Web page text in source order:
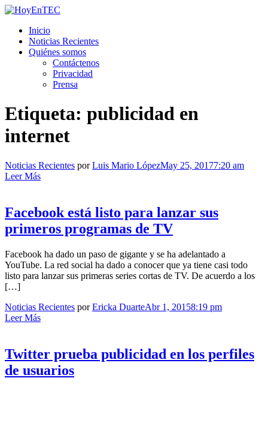
Saltar
contenido.
Inicio
Noticias Recientes
Quiénes somos
Contáctenos
Privacidad
Prensa
Etiqueta: publicidad en
internet
Noticias Recientes porLuis Mario LópezMay 25, 20177:20 am
Leer Más
Facebook está listo para lanzar sus
primeros programas de TV
Facebook ha dado un paso de gigante y se ha adelantado a
YouTube. La red social ha dado a conocer que ya tiene casi todo
listo para lanzar sus primeras series cortas de TV. De acuerdo a los
[…]
Noticias Recientes porEricka DuarteAbr 1, 20158:19 pm
Leer Más
Twitter prueba publicidad en los perfiles
de usuarios